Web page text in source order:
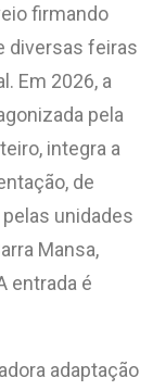
firmando
diversas feiras
Em 2026, a
pela
integra a
de
unidades
Mansa,
entrada é
adaptação